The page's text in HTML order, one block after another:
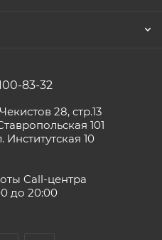
83-32
28, стр.13
101
Институтская 10
Call-центра
до 20:00